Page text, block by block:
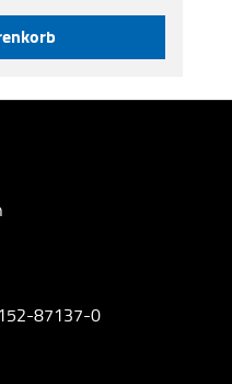
eindringen.
87137-0